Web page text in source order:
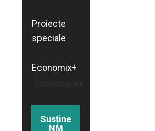
Proiecte
speciale
Economix+
Susține
NM